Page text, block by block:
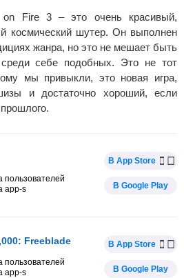
Fire 3 – это очень красивый,
космический шутер. Он выполнен
жанра, но это не мешает быть
себе подобных. Это не тот
мы привыкли, это новая игра,
и достаточно хороший, если
пользователей
app-s
В App Store
В Google Play
Freeblade
пользователей
app-s
В App Store
В Google Play